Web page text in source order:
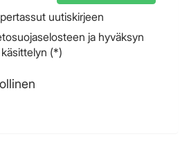
uutiskirjeen
ja hyväksyn
(*)